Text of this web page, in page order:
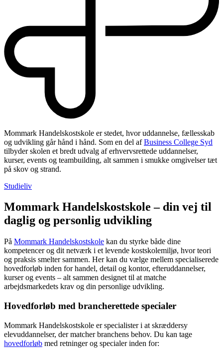
Mommark Handelskostskole er stedet, hvor uddannelse, fællesskab
og udvikling går hånd i hånd. Som en del afBusiness College Syd
tilbyder skolen et bredt udvalg af erhvervsrettede uddannelser,
kurser, events og teambuilding, alt sammen i smukke omgivelser tæt
på skov og strand.
Studieliv
Mommark Handelskostskole – din vej til
daglig og personlig udvikling
På Mommark Handelskostskole kan du styrke både dine
kompetencer og dit netværk i et levende kostskolemiljø, hvor teori
og praksis smelter sammen. Her kan du vælge mellem specialiserede
hovedforløb inden for handel, detail og kontor, efteruddannelser,
kurser og events – alt sammen designet til at matche
arbejdsmarkedets krav og din personlige udvikling.
Hovedforløb med brancherettede specialer
Mommark Handelskostskole er specialister i at skræddersy
elevuddannelser, der matcher branchens behov. Du kan tage
hovedforløb med retninger og specialer inden for: